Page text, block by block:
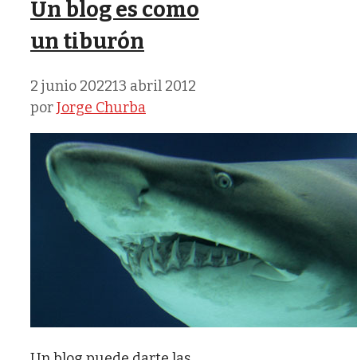
Un blog es como
un tiburón
2 junio 202213 abril 2012
porJorge Churba